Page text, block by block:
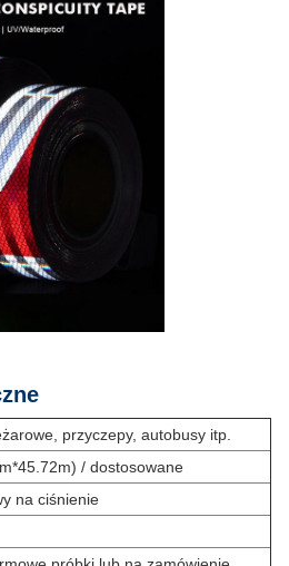
przyczepy, autobusy itp.
/ dostosowane
na ciśnienie